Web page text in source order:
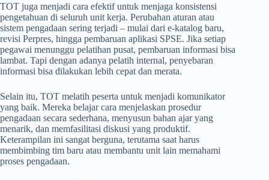
TOT juga menjadi cara efektif untuk menjaga konsistensi
pengetahuan di seluruh unit kerja. Perubahan aturan atau
sistem pengadaan sering terjadi – mulai dari e-katalog baru,
revisi Perpres, hingga pembaruan aplikasi SPSE. Jika setiap
pegawai menunggu pelatihan pusat, pembaruan informasi bisa
lambat. Tapi dengan adanya pelatih internal, penyebaran
informasi bisa dilakukan lebih cepat dan merata.
Selain itu, TOT melatih peserta untuk menjadi komunikator
yang baik. Mereka belajar cara menjelaskan prosedur
pengadaan secara sederhana, menyusun bahan ajar yang
menarik, dan memfasilitasi diskusi yang produktif.
Keterampilan ini sangat berguna, terutama saat harus
membimbing tim baru atau membantu unit lain memahami
proses pengadaan.